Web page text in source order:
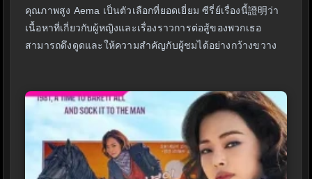
คุณภาพสูง Aema เป็นตัวเลือกที่ยอดเยี่ยม ซีรี่ย์เรื่องนี้證明ว่า
เนื้อหาที่เกี่ยวกับผู้หญิงและเรื่องราวการต่อสู้ของพวกเธอ
สามารถดึงดูดและให้ความสำคัญกับผู้ชมได้อย่างกว้างขวาง